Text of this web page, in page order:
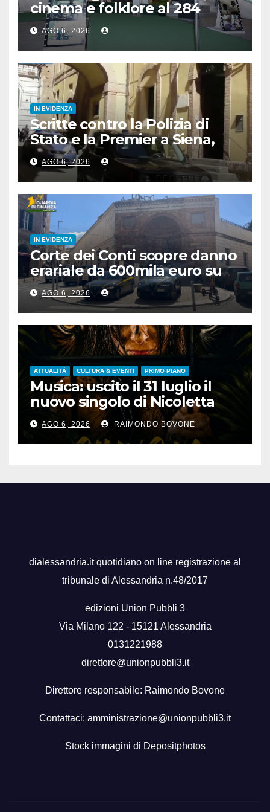
cinema e folklore al 284
Excellence Film Festival
AGO 6, 2026
IN EVIDENZA
Scritte contro la Polizia di
Stato e la Premier a Siena,
denunciato 24enne
AGO 6, 2026
IN EVIDENZA
Corte dei Conti scopre danno
erariale da 600mila euro su
depuratori in Calabria
AGO 6, 2026
ATTUALITÀ CULTURA & EVENTI PRIMO PIANO
Musica: uscito il 31 luglio il
nuovo singolo di Nicoletta
Pedrini, ‘Giungla’
AGO 6, 2026 RAIMONDO BOVONE
dialessandria.it quotidiano on line registrazione al
tribunale di Alessandria n.48/2017
edizioni Union Pubbli 3
Via Milano 122 - 15121 Alessandria
0131221988
direttore@unionpubbli3.it
Direttore responsabile: Raimondo Bovone
Contattaci: amministrazione@unionpubbli3.it
Stock immagini di Depositphotos